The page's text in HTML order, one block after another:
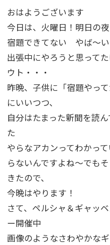
おはようございます
今日は、火曜日！明日の夜
宿題できてない やば～い
出張中にやろうと思って
ウト・・・
昨晩、子供に「宿題やっ
にいいつつ、
自分はたまった新聞を読
た
やらなアカンってわかっ
らないんですよね～でも
きたので、
今晩はやります！
さて、ペルシャ＆ギャッ
ー開催中
画像のようなさわやかな